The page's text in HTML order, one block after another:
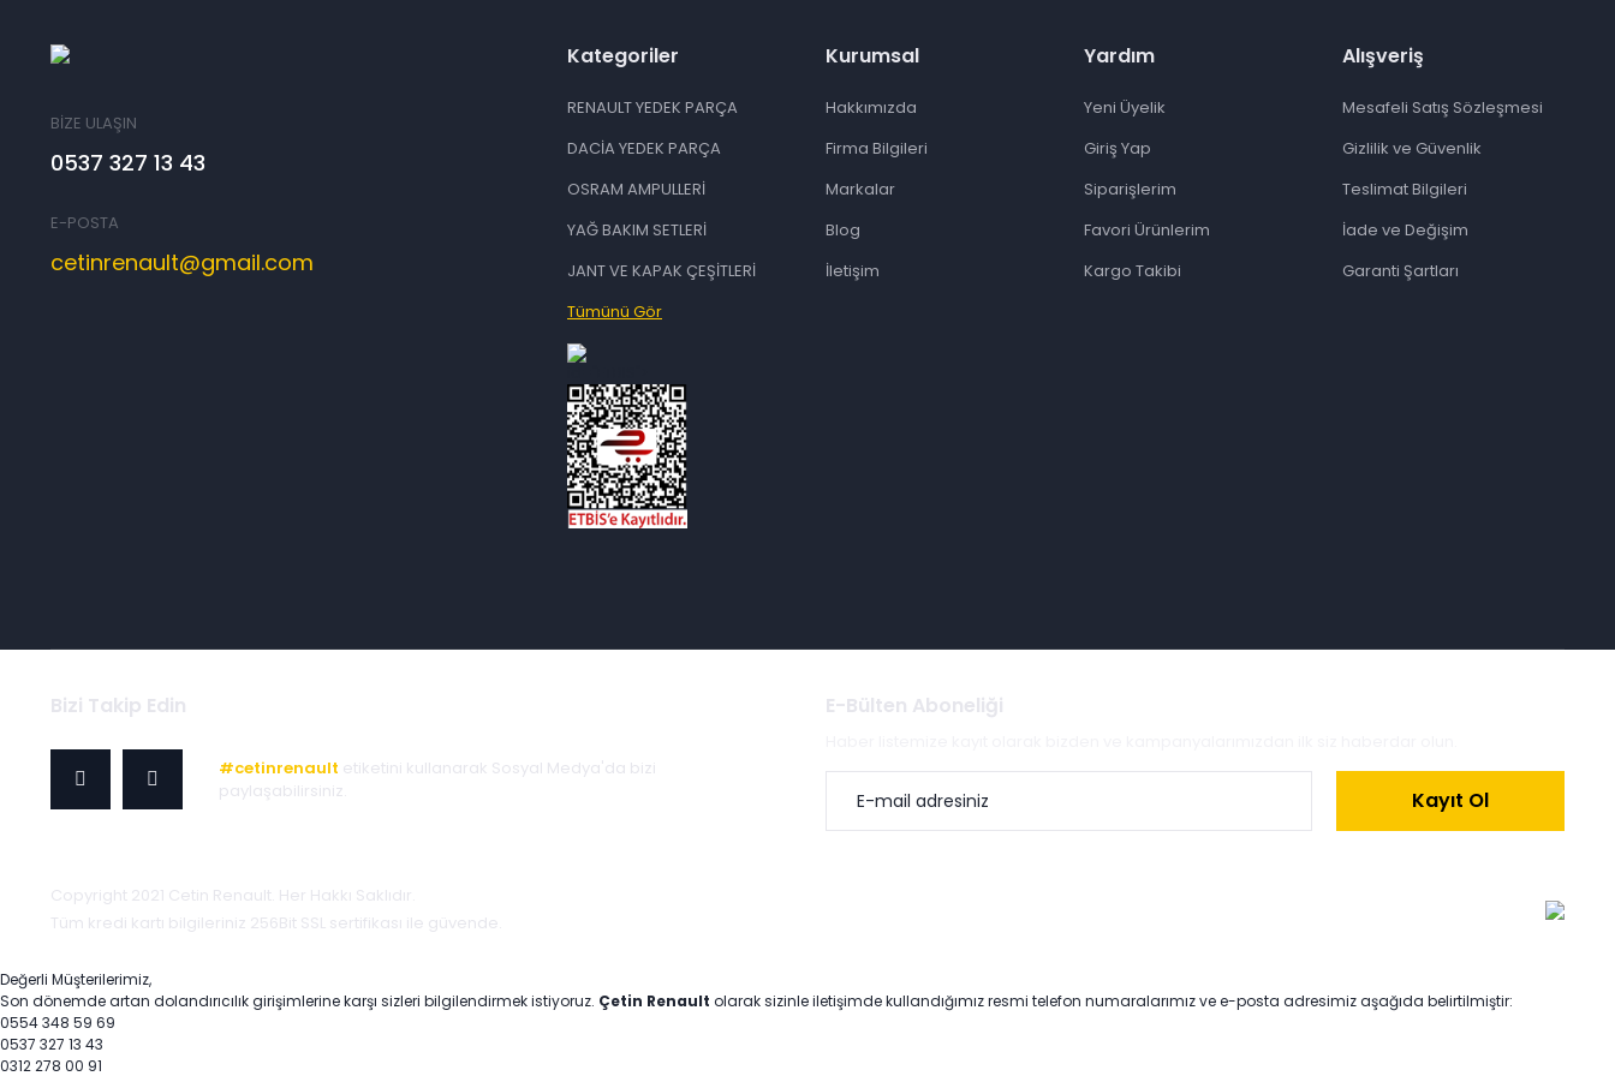
BİZE ULAŞIN
0537 327 13 43
E-POSTA
cetinrenault@gmail.com
Kategoriler
RENAULT YEDEK PARÇA
DACİA YEDEK PARÇA
OSRAM AMPULLERİ
YAĞ BAKIM SETLERİ
JANT VE KAPAK ÇEŞİTLERİ
Tümünü Gör
Kurumsal
Hakkımızda
Firma Bilgileri
Markalar
Blog
İletişim
Yardım
Yeni Üyelik
Giriş Yap
Siparişlerim
Favori Ürünlerim
Kargo Takibi
Alışveriş
Mesafeli Satış Sözleşmesi
Gizlilik ve Güvenlik
Teslimat Bilgileri
İade ve Değişim
Garanti Şartları
Bizi Takip Edin
#cetinrenault etiketini kullanarak Sosyal Medya'da bizi
paylaşabilirsiniz.
E-Bülten Aboneliği
Kayıt Ol
Copyright 2021 Cetin Renault. Her Hakkı Saklıdır.
Tüm kredi kartı bilgileriniz 256Bit SSL sertifikası ile güvende.
Değerli Müşterilerimiz,
Son dönemde artan dolandırıcılık girişimlerine karşı sizleri bilgilendirmek istiyoruz. Çetin Renault olarak sizinle iletişimde kullandığımız resmi telefon numaralarımız ve e-posta adresimiz aşağıda belirtilmiştir:
0554 348 59 69
0537 327 13 43
0312 278 00 91